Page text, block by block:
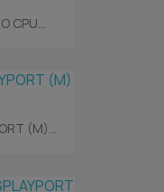
CPU...
(M)...